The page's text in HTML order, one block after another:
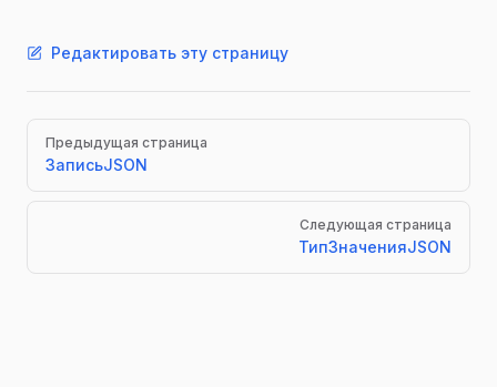
Редактировать эту страницу
Pager
Предыдущая страница
ЗаписьJSON
Следующая страница
ТипЗначенияJSON